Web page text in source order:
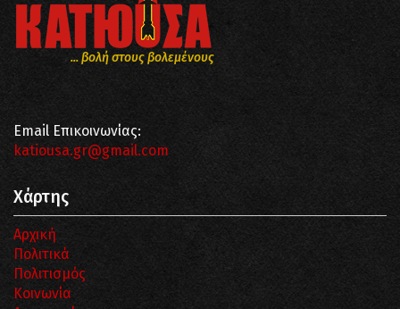
... βολή στους βολεμένους
Email Επικοινωνίας:
katiousa.gr@gmail.com
Χάρτης
Αρχική
Πολιτικά
Πολιτισμός
Κοινωνία